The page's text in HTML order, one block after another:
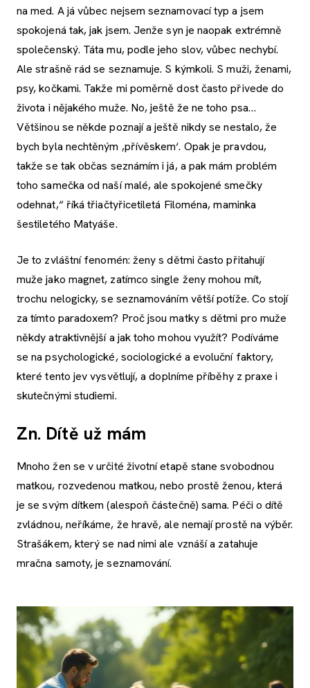
na med. A já vůbec nejsem seznamovací typ a jsem
spokojená tak, jak jsem. Jenže syn je naopak extrémně
společenský. Táta mu, podle jeho slov, vůbec nechybí.
Ale strašně rád se seznamuje. S kýmkoli. S muži, ženami,
psy, kočkami. Takže mi poměrně dost často přivede do
života i nějakého muže. No, ještě že ne toho psa…
Většinou se někde poznají a ještě nikdy se nestalo, že
bych byla nechtěným ,přívěskem‘. Opak je pravdou,
takže se tak občas seznámím i já, a pak mám problém
toho samečka od naší malé, ale spokojené smečky
odehnat,“ říká třiačtyřicetiletá Filoména, maminka
šestiletého Matyáše.
Je to zvláštní fenomén: ženy s dětmi často přitahují
muže jako magnet, zatímco single ženy mohou mít,
trochu nelogicky, se seznamováním větší potíže. Co stojí
za tímto paradoxem? Proč jsou matky s dětmi pro muže
někdy atraktivnější a jak toho mohou využít? Podíváme
se na psychologické, sociologické a evoluční faktory,
které tento jev vysvětlují, a doplníme příběhy z praxe i
skutečnými studiemi.
Zn. Dítě už mám
Mnoho žen se v určité životní etapě stane svobodnou
matkou, rozvedenou matkou, nebo prostě ženou, která
je se svým dítkem (alespoň částečně) sama. Péči o dítě
zvládnou, neříkáme, že hravě, ale nemají prostě na výběr.
Strašákem, který se nad nimi ale vznáší a zatahuje
mračna samoty, je seznamování.